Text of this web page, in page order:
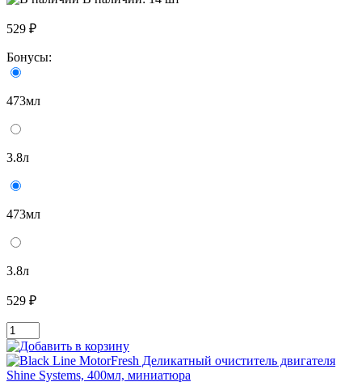
529 ₽
Бонусы:
473мл
3.8л
473мл
3.8л
529 ₽